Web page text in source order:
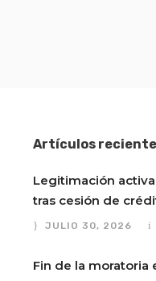
Artículos
Legitimación activa
tras cesión de
JULIO 30, 2026
Fin de la moratoria